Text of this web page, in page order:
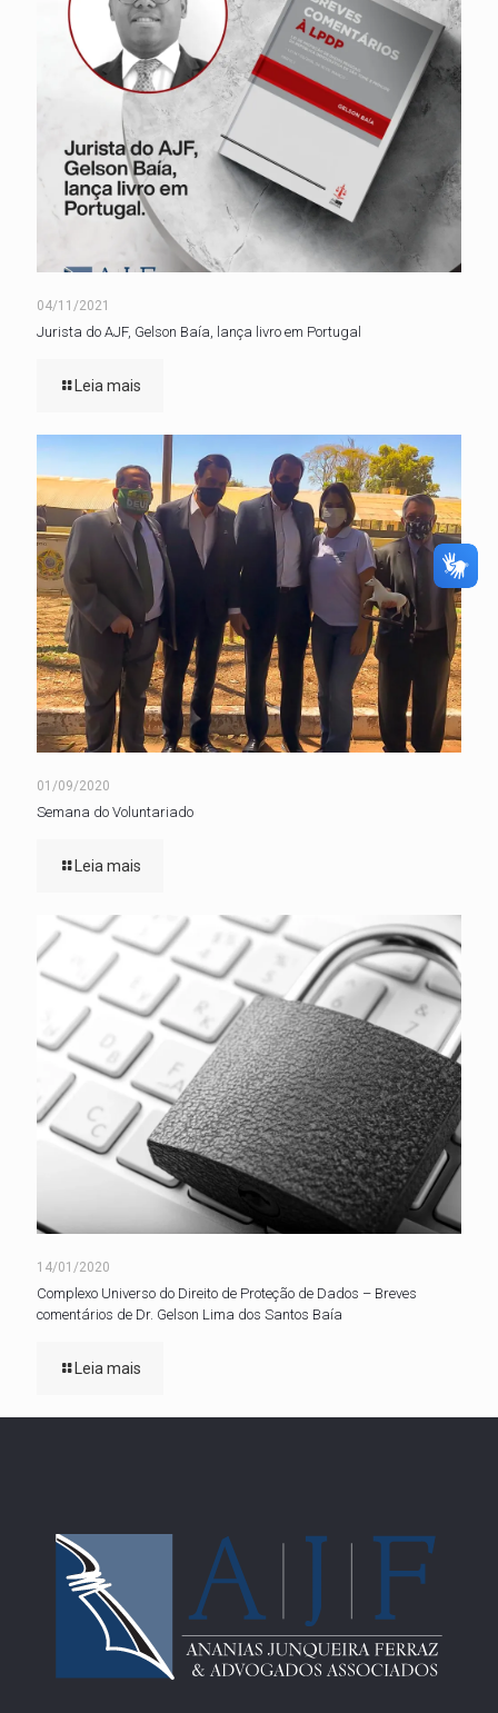
04/11/2021
Jurista do AJF, Gelson Baía, lança livro em Portugal
Leia mais
01/09/2020
Semana do Voluntariado
Leia mais
14/01/2020
Complexo Universo do Direito de Proteção de Dados – Breves
comentários de Dr. Gelson Lima dos Santos Baía
Leia mais